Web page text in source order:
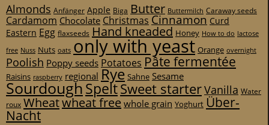
Almonds Anfänger Apple Biga Butter Buttermilch Caraway seeds
Cardamom Chocolate Christmas Cinnamon Curd
Eastern Egg flaxseeds Hand kneaded Honey How to do lactose
free Nuss Nuts oats only with yeast Orange overnight
Poolish Poppy seeds Potatoes Pâte fermentée
Raisins raspberry regional Rye Sahne Sesame
SourdoughSpeltSweet starterVanilla Water
roux Wheatwheat freewhole grain Yoghurt Über-
Nacht